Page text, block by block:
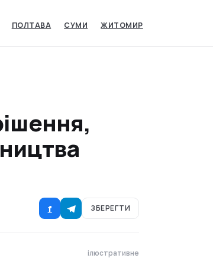
ПОЛТАВА СУМИ ЖИТОМИР
f ЗБЕРЕГТИ
ілюстративне